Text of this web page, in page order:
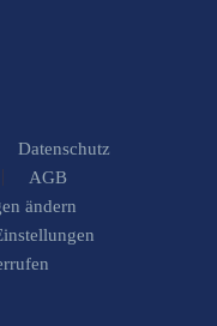
Datenschutz
AGB
ändern